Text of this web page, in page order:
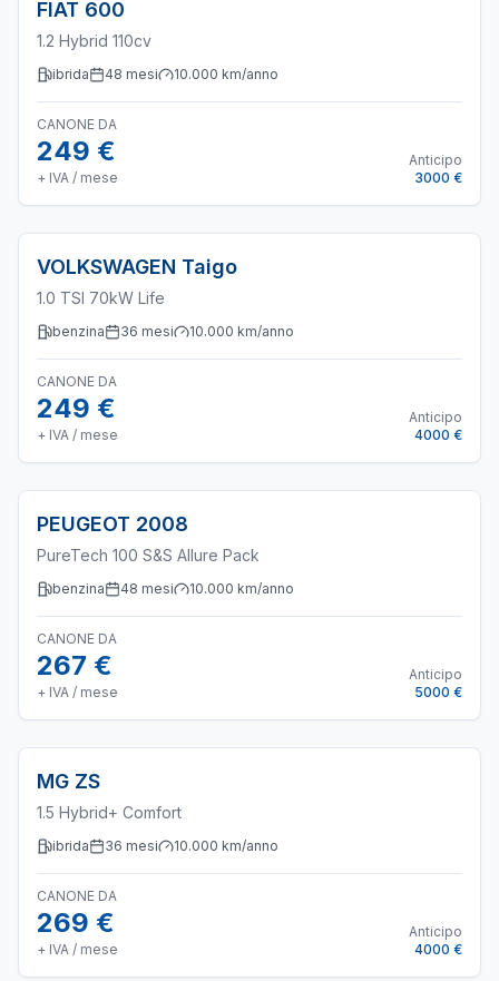
FIAT 600
1.2 Hybrid 110cv
ibrida 48 mesi 10.000 km/anno
CANONE DA
249 €
+ IVA / mese
Anticipo
3000 €
VOLKSWAGEN Taigo
1.0 TSI 70kW Life
benzina 36 mesi 10.000 km/anno
CANONE DA
249 €
+ IVA / mese
Anticipo
4000 €
PEUGEOT 2008
PureTech 100 S&S Allure Pack
benzina 48 mesi 10.000 km/anno
CANONE DA
267 €
+ IVA / mese
Anticipo
5000 €
MG ZS
1.5 Hybrid+ Comfort
ibrida 36 mesi 10.000 km/anno
CANONE DA
269 €
+ IVA / mese
Anticipo
4000 €